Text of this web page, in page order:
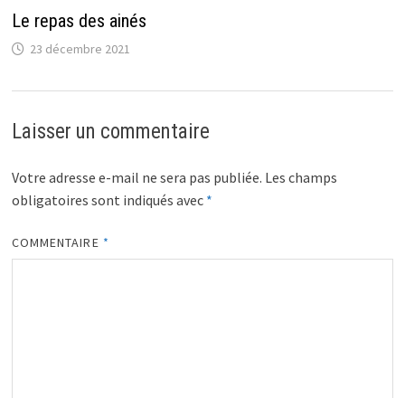
Le repas des ainés
23 décembre 2021
Laisser un commentaire
Votre adresse e-mail ne sera pas publiée. Les champs
obligatoires sont indiqués avec *
COMMENTAIRE *